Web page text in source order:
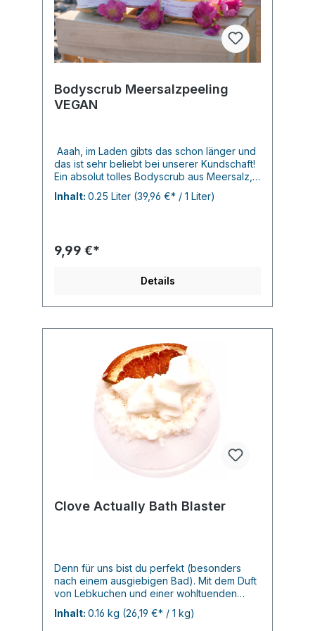
Bodyscrub Meersalzpeeling
VEGAN
Aaah, im Laden gibts das schon länger und
das ist sehr beliebt bei unserer Kundschaft!
Ein absolut tolles Bodyscrub aus Meersalz,
versetzt mit edlen Düften und Kakaobutter,
Kokosöl und Traubenkernöl. Auf die bereits
fühlt sich wie Aphrodite... je250ml Vegan
Plastic PET - abgefischt aus dem Ozean in
Inhalt: 0.25 Liter (39,96 €* / 1 Liter)
9,99 €*
Details
Clove Actually Bath Blaster
Denn für uns bist du perfekt (besonders
nach einem ausgiebigen Bad). Mit dem Duft
von Lebkuchen und einer wohltuenden
Mischung aus reinem Nelken- und
Orangenöl ist diese Badebombe genau das
Inhalt: 0.16 kg (26,19 €* / 1 kg)